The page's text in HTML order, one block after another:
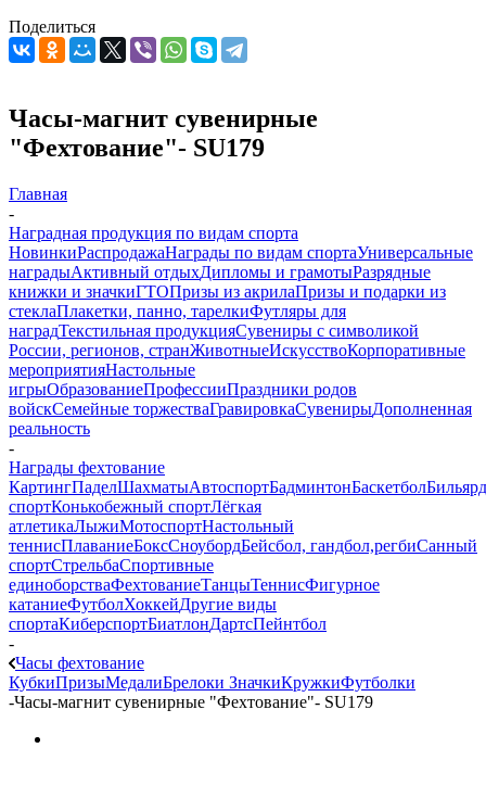
Поделиться
Часы-магнит сувенирные
"Фехтование"- SU179
Главная
-
Наградная продукция по видам спорта
НовинкиРаспродажаНаграды по видам спортаУниверсальные
наградыАктивный отдыхДипломы и грамотыРазрядные
книжки и значкиГТОПризы из акрилаПризы и подарки из
стеклаПлакетки, панно, тарелкиФутляры для
наградТекстильная продукцияСувениры с символикой
России, регионов, странЖивотныеИскусствоКорпоративные
мероприятияНастольные
игрыОбразованиеПрофессииПраздники родов
войскСемейные торжестваГравировкаСувенирыДополненная
реальность
-
Награды фехтование
КартингПаделШахматыАвтоспортБадминтонБаскетболБильярд
спортКонькобежный спортЛёгкая
атлетикаЛыжиМотоспортНастольный
теннисПлаваниеБоксСноубордБейсбол, гандбол,регбиСанный
спортСтрельбаСпортивные
единоборстваФехтованиеТанцыТеннисФигурное
катаниеФутболХоккейДругие виды
спортаКиберспортБиатлонДартсПейнтбол
-
Часы фехтование
КубкиПризыМедалиБрелоки ЗначкиКружкиФутболки
-Часы-магнит сувенирные "Фехтование"- SU179